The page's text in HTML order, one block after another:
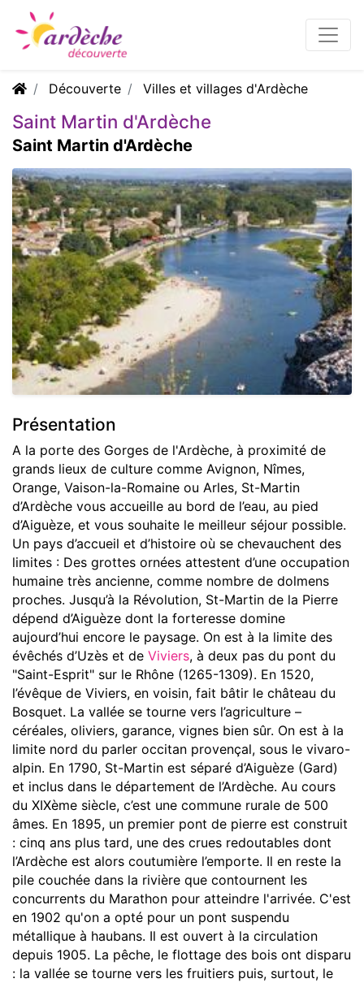
Découverte Villes et villages d'Ardèche
Saint Martin d'Ardèche
Saint Martin d'Ardèche
Présentation
A la porte des Gorges de l'Ardèche, à proximité de
grands lieux de culture comme Avignon, Nîmes,
Orange, Vaison-la-Romaine ou Arles, St-Martin
d’Ardèche vous accueille au bord de l’eau, au pied
d’Aiguèze, et vous souhaite le meilleur séjour possible.
Un pays d’accueil et d’histoire où se chevauchent des
limites : Des grottes ornées attestent d’une occupation
humaine très ancienne, comme nombre de dolmens
proches. Jusqu’à la Révolution, St-Martin de la Pierre
dépend d’Aiguèze dont la forteresse domine
aujourd’hui encore le paysage. On est à la limite des
évêchés d’Uzès et de Viviers, à deux pas du pont du
"Saint-Esprit" sur le Rhône (1265-1309). En 1520,
l’évêque de Viviers, en voisin, fait bâtir le château du
Bosquet. La vallée se tourne vers l’agriculture –
céréales, oliviers, garance, vignes bien sûr. On est à la
limite nord du parler occitan provençal, sous le vivaro-
alpin. En 1790, St-Martin est séparé d’Aiguèze (Gard)
et inclus dans le département de l’Ardèche. Au cours
du XIXème siècle, c’est une commune rurale de 500
âmes. En 1895, un premier pont de pierre est construit
: cinq ans plus tard, une des crues redoutables dont
l’Ardèche est alors coutumière l’emporte. Il en reste la
pile couchée dans la rivière que contournent les
concurrents du Marathon pour atteindre l'arrivée. C'est
en 1902 qu'on a opté pour un pont suspendu
métallique à haubans. Il est ouvert à la circulation
depuis 1905. La pêche, le flottage des bois ont disparu
: la vallée se tourne vers les fruitiers puis, surtout, le